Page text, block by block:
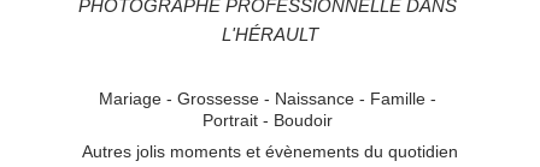
PHOTOGRAPHE PROFESSIONNELLE DANS
L'HÉRAULT
Mariage - Grossesse - Naissance - Famille -
Portrait - Boudoir
Autres jolis moments et évènements du quotidien